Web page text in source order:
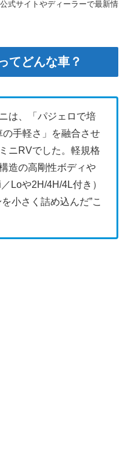
式サイトやディーラーで最新情
てどんな車？
は、「パジェロで培
手軽さ」を融合させ
ニRVでした。軽規格
造の高剛性ボディや
Loや2H/4H/4L付き）
小さく詰め込んだ”こ